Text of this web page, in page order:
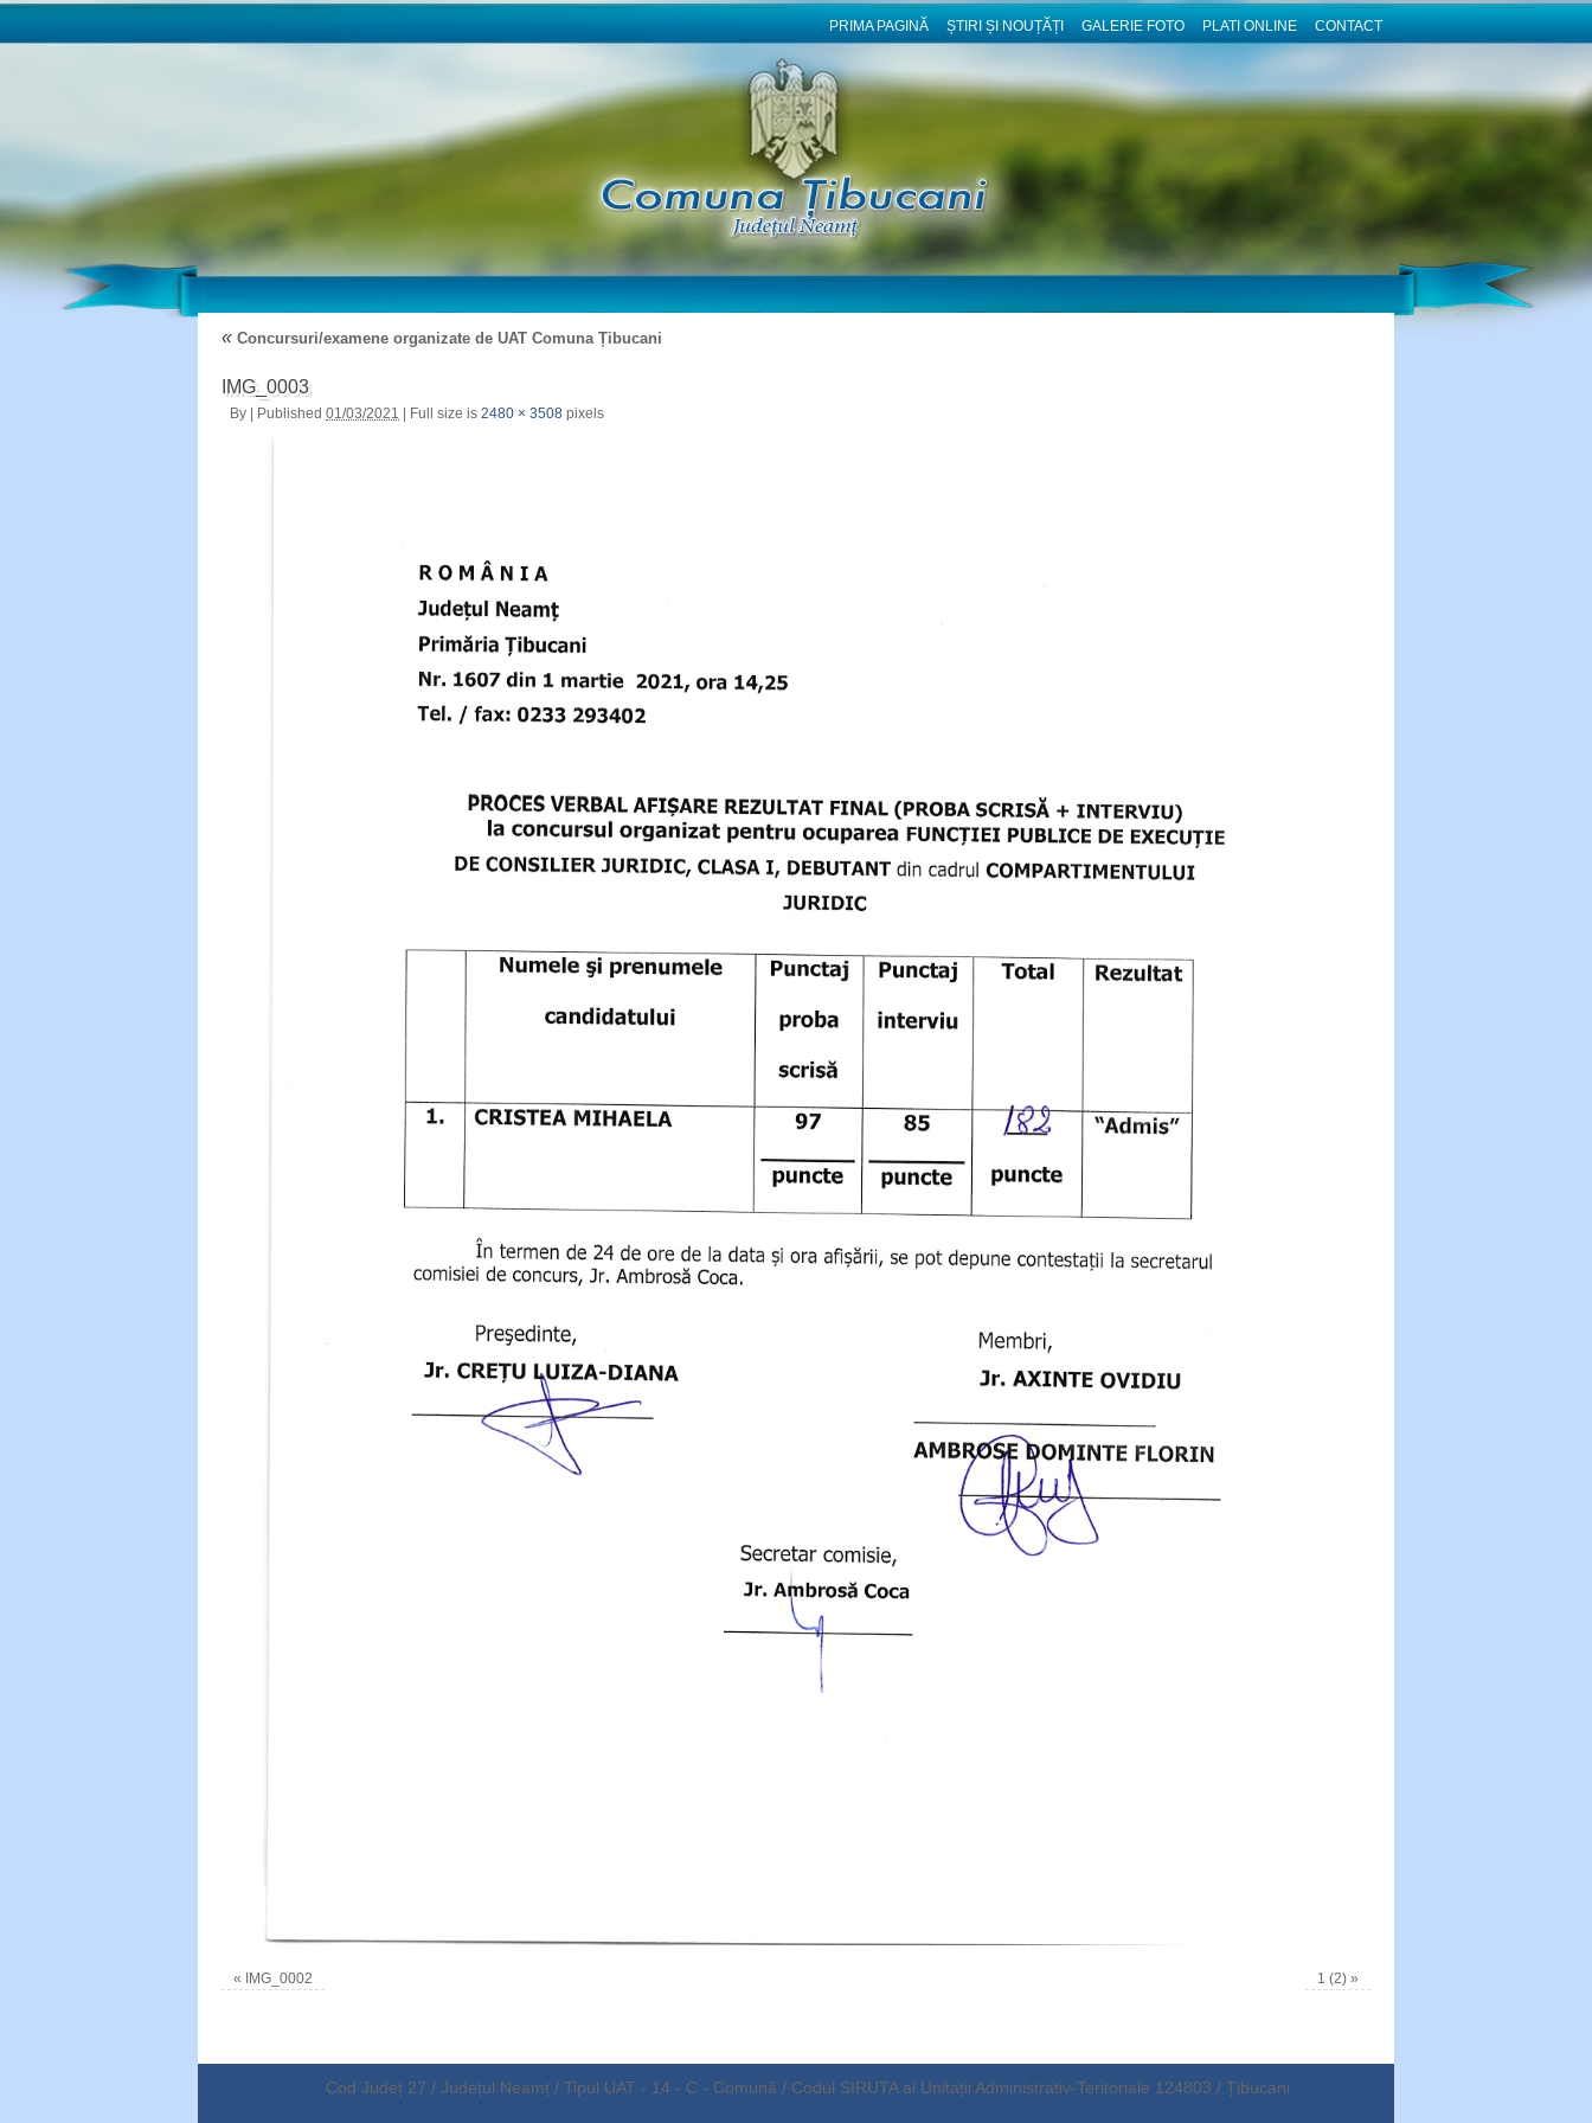
PRIMA PAGINĂ ȘTIRI ȘI NOUȚĂȚI GALERIE FOTO PLATI ONLINE CONTACT
« Concursuri/examene organizate de UAT Comuna Țibucani
IMG_0003
By | Published 01/03/2021 | Full size is2480 × 3508 pixels
« IMG_0002 1 (2) »
Cod Județ 27 / Județul Neamț / Tipul UAT - 14 - C - Comună / Codul SIRUTA al Unitații Administrativ-Teritoriale 124803 / Țibucani